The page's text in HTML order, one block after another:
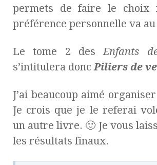
permets de faire le choix
préférence personnelle va au
Le tome 2 desEnfants
s’intitulera doncPiliers de
J’ai beaucoup aimé
Je crois que je le referai
un autre livre. 🙂 Je vous
les résultats finaux.